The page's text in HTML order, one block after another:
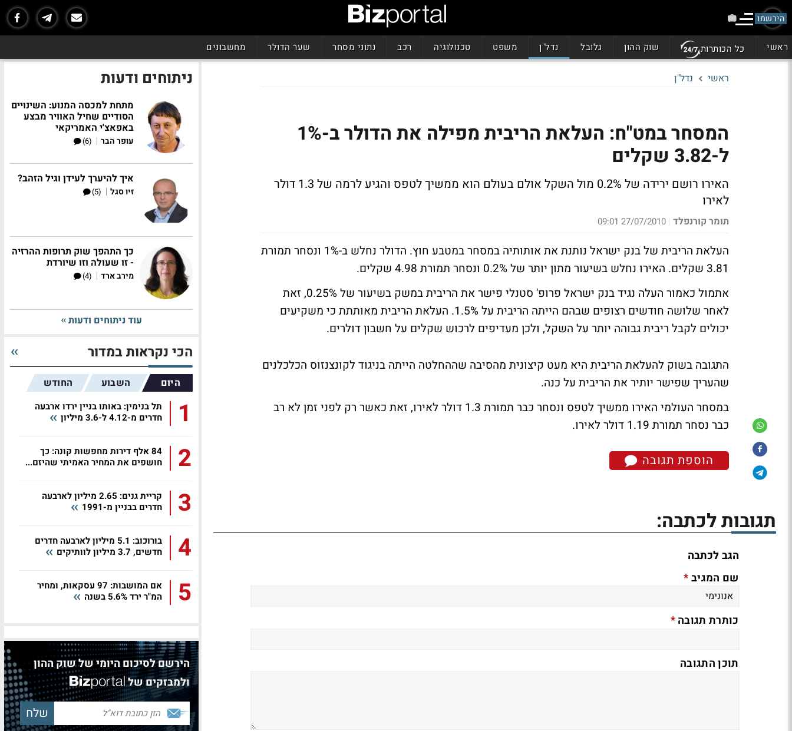
הירשמו
ראשי כל הכותרות שוק ההון גלובל נדל"ן משפט טכנולוגיה רכב נתוני מסחר שער הדולר מחשבונים
ראשי נדל"ן
המסחר במט"ח: העלאת הריבית מפילה את הדולר ב-1%
ל-3.82 שקלים
האירו רושם ירידה של 0.2% מול השקל אולם בעולם הוא ממשיך לטפס והגיע לרמה של 1.3 דולר
לאירו
תומר קורנפלד |
27/07/2010 09:01
העלאת הריבית של בנק ישראל נותנת את אותותיה במסחר במטבע חוץ. הדולר נחלש ב-1% ונסחר תמורת
3.81 שקלים. האירו נחלש בשיעור מתון יותר של 0.2% ונסחר תמורת 4.98 שקלים.
אתמול כאמור העלה נגיד בנק ישראל פרופ' סטנלי פישר את הריבית במשק בשיעור של 0.25%, זאת
לאחר שלושה חודשים רצופים שבהם הייתה הריבית על 1.5%. העלאת הריבית מאותתת כי משקיעים
יכולים לקבל ריבית גבוהה יותר על השקל, ולכן מעדיפים לרכוש שקלים על חשבון דולרים.
התגובה בשוק להעלאת הריבית היא מעט קיצונית מהסיבה שההחלטה הייתה בניגוד לקונצנזוס הכלכלנים
שהעריך שפישר יותיר את הריבית על כנה.
במסחר העולמי האירו ממשיך לטפס ונסחר כבר תמורת 1.3 דולר לאירו, זאת כאשר רק לפני זמן לא רב
כבר נסחר תמורת 1.19 דולר לאירו.
הוספת תגובה
תגובות לכתבה:
הגב לכתבה
שם המגיב*
כותרת תגובה*
תוכן התגובה
ניתוחים ודעות
מתחת למכסה המנוע: השינויים
הסודיים שחיל האוויר מבצע
באפאצ'י האמריקאי
עופר הבר |
(6)
איך להיערך לעידן וגיל הזהב?
זיו סגל |
(5)
כך התהפך שוק תרופות ההרזיה
- זו שעולה וזו שיורדת
מירב ארד |
(4)
עוד ניתוחים ודעות
הכי נקראות במדור
היום השבוע החודש
1
תל בנימין: באותו בניין ירדו ארבעה
חדרים מ-4.12 ל-3.6 מיליון
2
84 אלף דירות מחפשות קונה: כך
חושפים את המחיר האמיתי שהיזם...
3
קריית גנים: 2.65 מיליון לארבעה
חדרים בבניין מ-1991
4
בורוכוב: 5.1 מיליון לארבעה חדרים
חדשים, 3.7 מיליון לוותיקים
5
אם המושבות: 97 עסקאות, ומחיר
המ"ר ירד 5.6% בשנה
הירשם לסיכום היומי של שוק ההון
ולמבזקים של